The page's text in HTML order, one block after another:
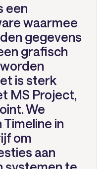
een
waarmee
gegevens
grafisch
is sterk
MS Project,
We
in
om
aan